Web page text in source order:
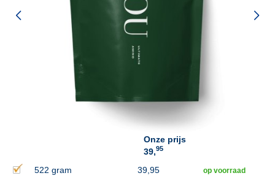
Onze prijs
39,95
522 gram 39,95 op voorraad